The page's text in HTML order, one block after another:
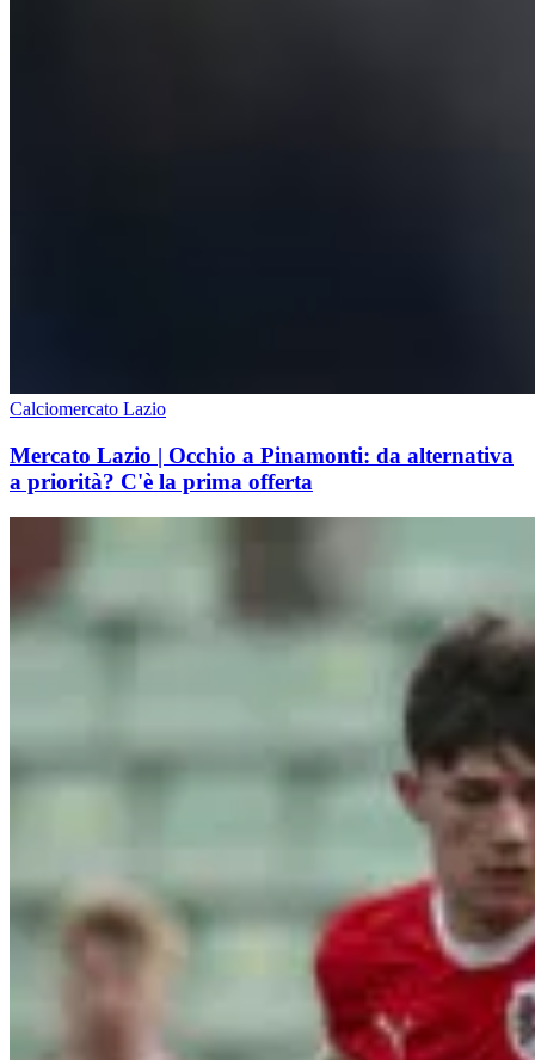
Calciomercato Lazio
Mercato Lazio | Occhio a Pinamonti: da alternativa
a priorità? C'è la prima offerta